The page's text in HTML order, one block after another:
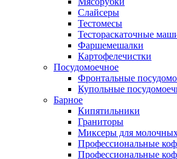
Слайсеры
Тестомесы
Тестораскаточные
Фаршемешалки
Картофелечистки
Посудомоечное
Фронтальные
Купольные
Барное
Кипятильники
Граниторы
Миксеры для
Профессиональные
Профессиональные